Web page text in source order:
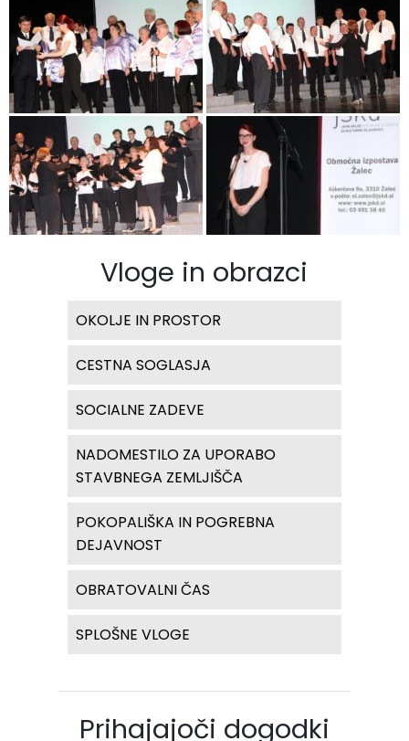
Vloge in obrazci
OKOLJE IN PROSTOR
CESTNA SOGLASJA
SOCIALNE ZADEVE
NADOMESTILO ZA UPORABO
STAVBNEGA ZEMLJIŠČA
POKOPALIŠKA IN POGREBNA
DEJAVNOST
OBRATOVALNI ČAS
SPLOŠNE VLOGE
Prihajajoči dogodki